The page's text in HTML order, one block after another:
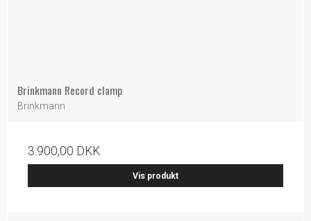
Brinkmann Record clamp
Brinkmann
3.900,00 DKK
Vis produkt